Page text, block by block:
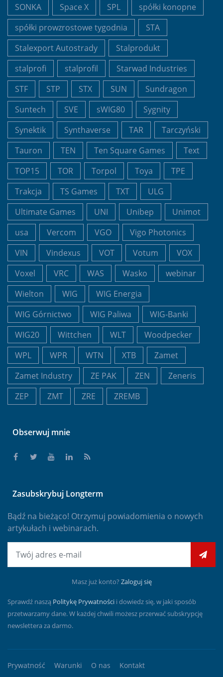
SONKA
Space X SPL
spółki konopne
spółki prowzrostowe tygodnia
STA
Stalexport Autostrady
Stalprodukt
stalprofi
stalprofil
Starwad Industries
STF
STP STX SUN
Sundragon
Suntech
SVE sWIG80
Sygnity
Synektik
Synthaverse TAR
Tarczyński
Tauron
TEN Ten Square Games
Text
TOP15
TOR Torpol Toya
TPE
Trakcja
TS Games TXT
ULG
Ultimate Games
UNI Unibep
Unimot
usa
Vercom VGO
Vigo Photonics
VIN
Vindexus VOT Votum
VOX
Voxel
VRC WAS Wasko
webinar
Wielton
WIG
WIG Energia
WIG Górnictwo
WIG Paliwa
WIG-Banki
WIG20
Wittchen WLT
Woodpecker
WPL
WPR WTN XTB
Zamet
Zamet Industry
ZE PAK ZEN
Zeneris
ZEP
ZMT ZRE ZREMB
Obserwuj mnie
Zasubskrybuj Longterm
Bądź na bieżąco! Otrzymuj powiadomienia o nowych
artykułach i webinarach.
Masz już konto? Zaloguj się
Sprawdź naszą Politykę Prywatności i dowiedz się, w jaki sposób
przetwarzamy dane. W każdej chwili możesz przerwać subskrypcję
newslettera za darmo.
Prywatność Warunki O nas Kontakt